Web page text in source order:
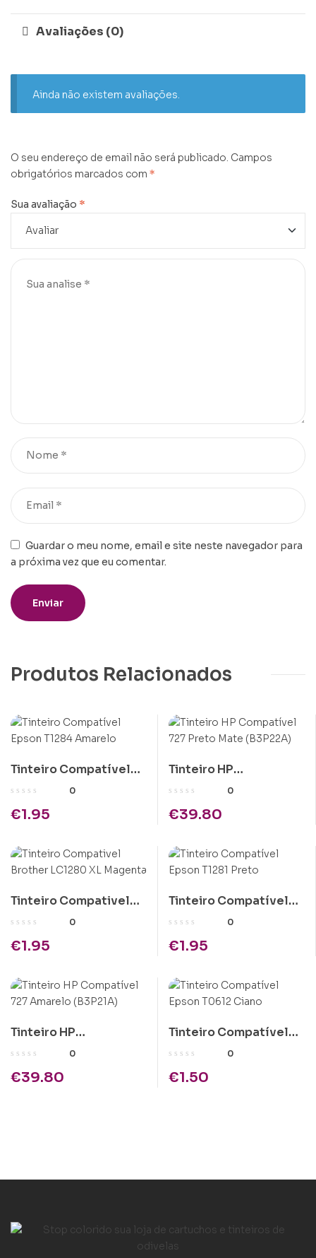
Avaliações (0)
Ainda não existem avaliações.
O seu endereço de email não será publicado. Campos
obrigatórios marcados com *
Sua avaliação *
Guardar o meu nome, email e site neste navegador para
a próxima vez que eu comentar.
Produtos Relacionados
Tinteiro Compatível
Epson T1284 Amarelo
0
€1.95
Tinteiro HP
Compatível 727 Preto
0
€39.80
Tinteiro Compativel
Brother LC1280 XL
0
€1.95
Tinteiro Compatível
Epson T1281 Preto
0
€1.95
Tinteiro HP
Compatível 727
0
€39.80
Tinteiro Compatível
Epson T0612 Ciano
0
€1.50